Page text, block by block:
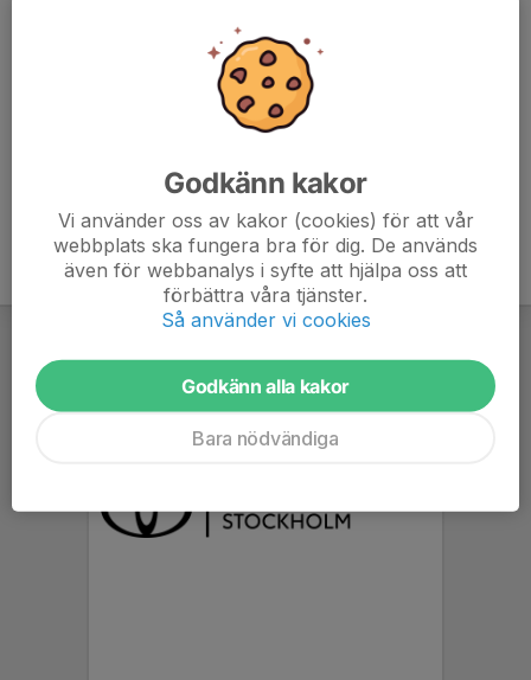
Godkänn kakor
Vi använder oss av kakor (cookies) för att vår
webbplats ska fungera bra för dig. De används
även för webbanalys i syfte att hjälpa oss att
förbättra våra tjänster.
Så använder vi cookies
Godkänn alla kakor
Bara nödvändiga